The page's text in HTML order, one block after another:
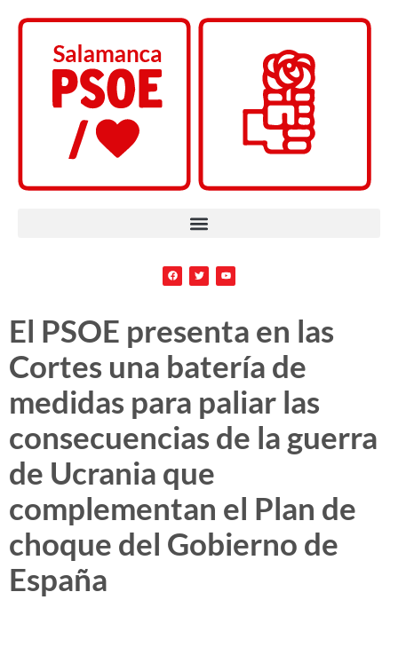
El PSOE presenta en las
Cortes una batería de
medidas para paliar las
consecuencias de la guerra
de Ucrania que
complementan el Plan de
choque del Gobierno de
España